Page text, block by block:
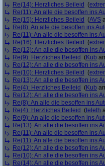
Re(14): Herzliches Beileid (
Re(11): An alle die besoffen ins
Re(15): Herzliches Beileid (AVS
Re(8): An alle die besoffen ins
Re(11): An alle die besoffen ins
Re(16): Herzliches Beileid (
Re(12): An alle die besoffen ins
Re(9): Herzliches Beileid (Kub
Re(12): An alle die besoffen ins
Re(10): Herzliches Beileid (
Re(13): An alle die besoffen ins
Re(4): Herzliches Beileid (Kub
Re(12): An alle die besoffen ins
Re(8): An alle die besoffen ins
Re(4): Herzliches Beileid (teleth
Re(9): An alle die besoffen ins
Re(13): An alle die besoffen ins
Re(11): An alle die besoffen ins
Re(11): An alle die besoffen ins
Re(12): An alle die besoffen ins
Re(10): An alle die besoffen ins
Re(14): An alle die besoffen ins